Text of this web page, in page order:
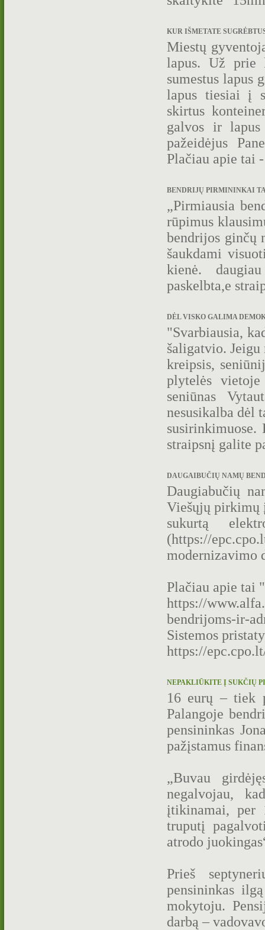
KUR IŠMETATE
Miestų
lapus. Už prie
sumestus lapus
lapus tiesiai į
skirtus
galvos ir
pažeidėjus
Plačiau apie tai
BENDRIJŲ PIRMININKAI
„Pir­miau­sia
rū­pi­mus
bend­ri­jos gin­čų
šauk­da­mi
kie­nė.
paskelbta,e
DĖL VISKO GALIMA
"Svar­biau­sia,
ša­li­gat­vio.
kreip­sis,
ply­te­lės
seniūnas
nesusikalba dėl
straipsnį galite
DAUGAIBUČIŲ NAMŲ
Daugiabučių
Viešųjų pirkimų
sukurtą
(https://
modernizavimo
Plačiau apie tai
https://
bendrijoms-ir-
Sistemos
https://
NEPAKLIŪKITE Į SUKČIŲ
16 eurų – tiek
Palangoje
pensininkas
pažįstamus
„Buvau
negalvojau,
įtikinamai, per
truputį
atrodo
Prieš
pensininkas
mokytoju.
darbą –